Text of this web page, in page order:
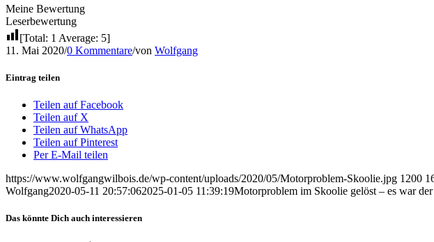
Meine Bewertung
Leserbewertung
[Total: 1 Average: 5]
11. Mai 2020/0 Kommentare/von Wolfgang
Eintrag teilen
Teilen auf Facebook
Teilen auf X
Teilen auf WhatsApp
Teilen auf Pinterest
Per E-Mail teilen
https://www.wolfgangwilbois.de/wp-content/uploads/2020/05/Motorproblem-Skoolie.jpg 1200
Wolfgang2020-05-11 20:57:062025-01-05 11:39:19Motorproblem im Skoolie gelöst – es war
Das könnte Dich auch interessieren